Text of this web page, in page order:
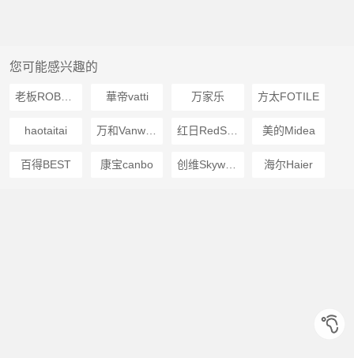
您可能感兴趣的
華帝vatti 万家乐 方太FOTILE
haotaitai 万和Vanward 红日RedSun 美的Midea
百得BEST 康宝canbo 创维Skyworth 海尔Haier